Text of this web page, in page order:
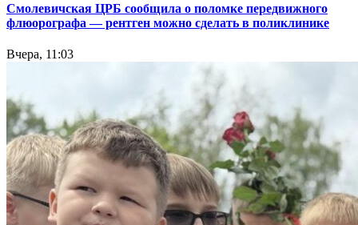
Смолевичская ЦРБ сообщила о поломке передвижного
флюорографа — рентген можно сделать в поликлинике
Вчера, 11:03